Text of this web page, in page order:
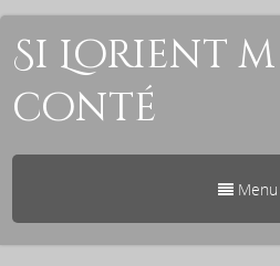
Si Lorient
conté
Menu